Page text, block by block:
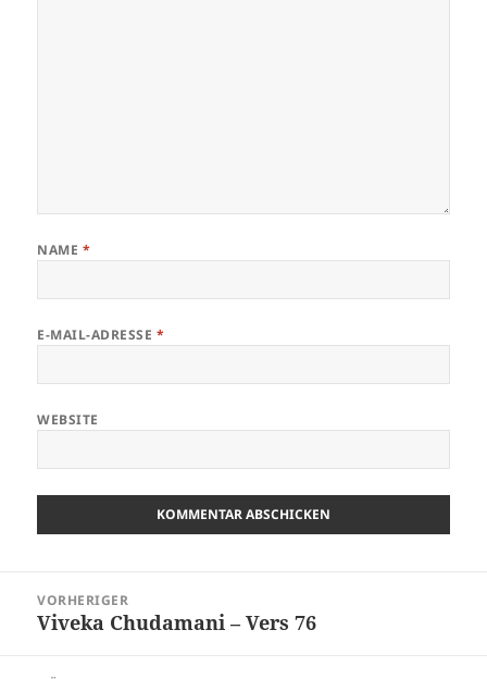
NAME *
E-MAIL-ADRESSE *
WEBSITE
VORHERIGER
Vorheriger
Viveka Chudamani – Vers 76